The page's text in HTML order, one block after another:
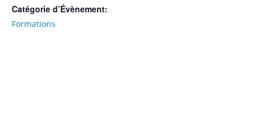
Catégorie d’Évènement:
Formations